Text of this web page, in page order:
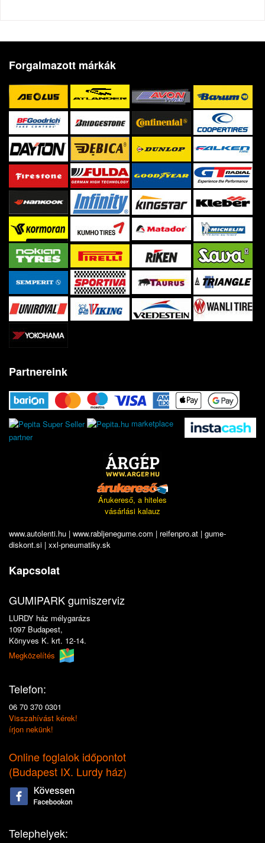
Forgalmazott márkák
Partnereink
marketplace
partner
Árukereső, a hiteles
vásárlási kalauz
www.autolenti.hu | www.rabljenegume.com | reifenpro.at | gume-
diskont.si | xxl-pneumatiky.sk
Kapcsolat
GUMIPARK gumiszerviz
LURDY ház mélygarázs
1097 Budapest,
Könyves K. krt. 12-14.
Megközelítés
Telefon:
06 70 370 0301
Visszahívást kérek!
írjon nekünk!
Online foglalok időpontot
(Budapest IX. Lurdy ház)
Telephelyek: